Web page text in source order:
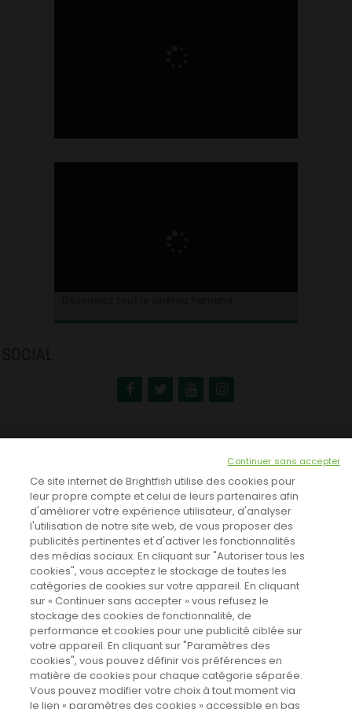
NEWSLETTER
TOUTES LES NEWS
CINEVOX SUR FACEBOOK
Ce site internet de Brightfish utilise des cookies pour
leur propre compte et celui de leurs partenaires afin
d'améliorer votre expérience utilisateur, d'analyser
l'utilisation de notre site web, de vous proposer des
publicités pertinentes et d'activer les fonctionnalités
des médias sociaux. En cliquant sur "Autoriser tous les
cookies", vous acceptez le stockage de toutes les
catégories de cookies sur votre appareil. En cliquant
sur « Continuer sans accepter » vous refusez le
stockage des cookies de fonctionnalité, de
performance et cookies pour une publicité ciblée sur
votre appareil. En cliquant sur "Paramètres des
cookies", vous pouvez définir vos préférences en
matière de cookies pour chaque catégorie séparée.
Vous pouvez modifier votre choix à tout moment via
le lien « paramètres des cookies » accessible en bas
Continuer sans accepter